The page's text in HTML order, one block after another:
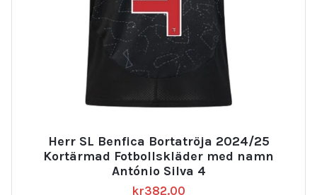
Herr SL Benfica Bortatröja 2024/25
Kortärmad Fotbollskläder med namn
António Silva 4
kr382.00